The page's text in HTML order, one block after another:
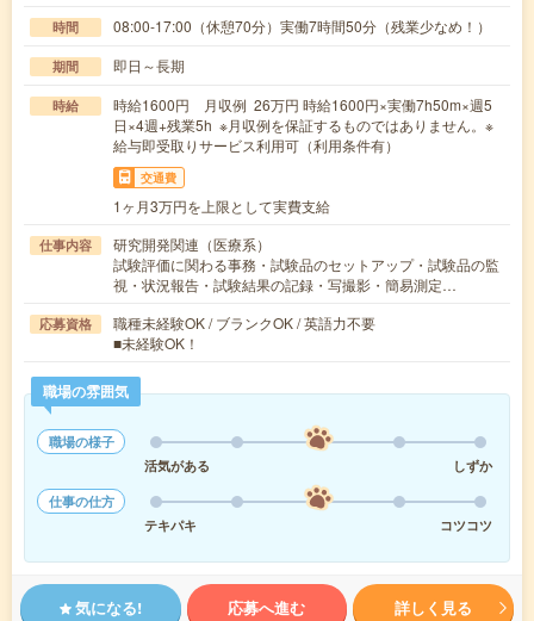
時間 08:00-17:00（休憩70分）実働7時間50分（残業少なめ！）
期間 即日～長期
時給
時給1600円 月収例 26万円 時給1600円×実働7h50m×週5
日×4週+残業5h ※月収例を保証するものではありません。※
給与即受取りサービス利用可（利用条件有）
交通費
1ヶ月3万円を上限として実費支給
仕事内容
研究開発関連（医療系）
試験評価に関わる事務・試験品のセットアップ・試験品の監
視・状況報告・試験結果の記録・写撮影・簡易測定…
応募資格
職種未経験OK / ブランクOK / 英語力不要
■未経験OK！
職場の雰囲気
職場の様子
活気がある
しずか
仕事の仕方
テキパキ
コツコツ
気になる! 応募へ進む 詳しく見る